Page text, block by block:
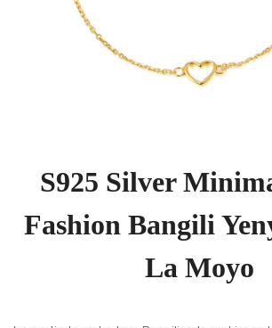
S925 Silver
Fashion Bangili
La Moyo